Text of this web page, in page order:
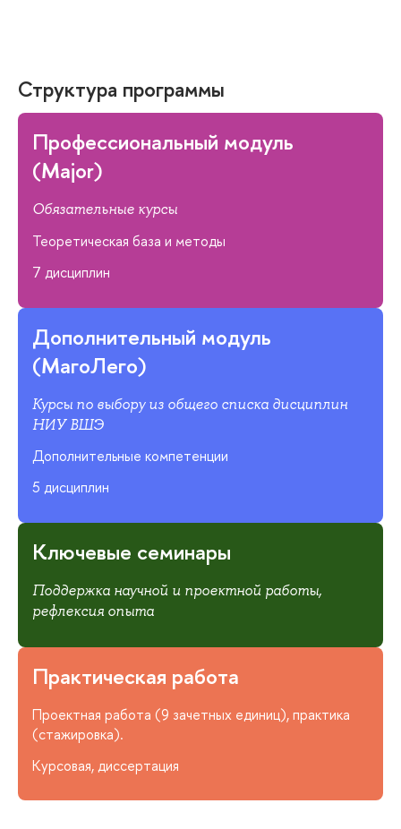
Структура программы
Профессиональный модуль
(Major)
Обязательные курсы
Теоретическая база и методы
7 дисциплин
Дополнительный модуль
(МагоЛего)
Курсы по выбору из общего списка дисциплин
НИУ ВШЭ
Дополнительные компетенции
5 дисциплин
Ключевые семинары
Поддержка научной и проектной работы,
рефлексия опыта
Практическая работа
Проектная работа (9 зачетных единиц), практика
(стажировка).
Курсовая, диссертация